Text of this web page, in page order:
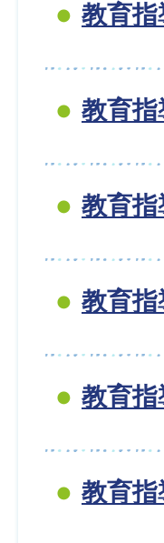
教育
教育
教育
教育
教育
教育